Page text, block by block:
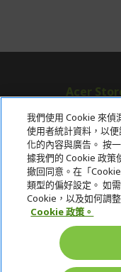
Acer
我們使用 Cookie 來偵
使用者統計資料，以
化的內容與廣告。 按
據我們的 Cookie 政策
撤回同意。在「
類型的偏好設定。 如
Cookie，以及如何調
Cookie 政策。